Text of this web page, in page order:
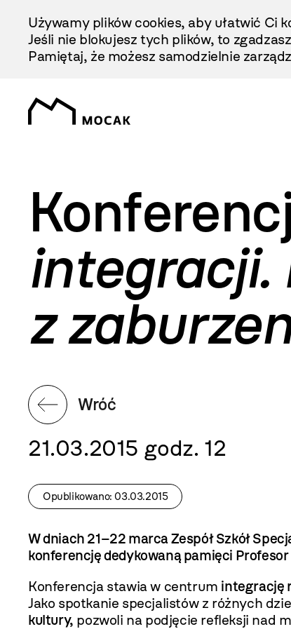
Treści
Używamy plików cookies, aby ułatwić Ci
Jeśli nie blokujesz tych plików, to
Pamiętaj, że możesz samodzielnie
integracji.
z
Wróć
21.03.2015 godz. 12
Opublikowano: 03.03.2015
W dniach 21–22 marca Zespół Szkół
konferencję dedykowaną pamięci
Konferencja stawia w centrum integrację
Jako spotkanie specjalistów z różnych
kultury, pozwoli na podjęcie refleksji nad